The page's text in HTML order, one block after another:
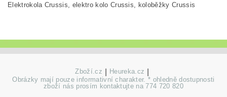
Elektrokola Crussis, elektro kolo Crussis, koloběžky Crussis
Zboží.cz Heureka.cz
Obrázky mají pouze informativní charakter. * ohledně dostupnosti
zboží nás prosím kontaktujte na 774 720 820